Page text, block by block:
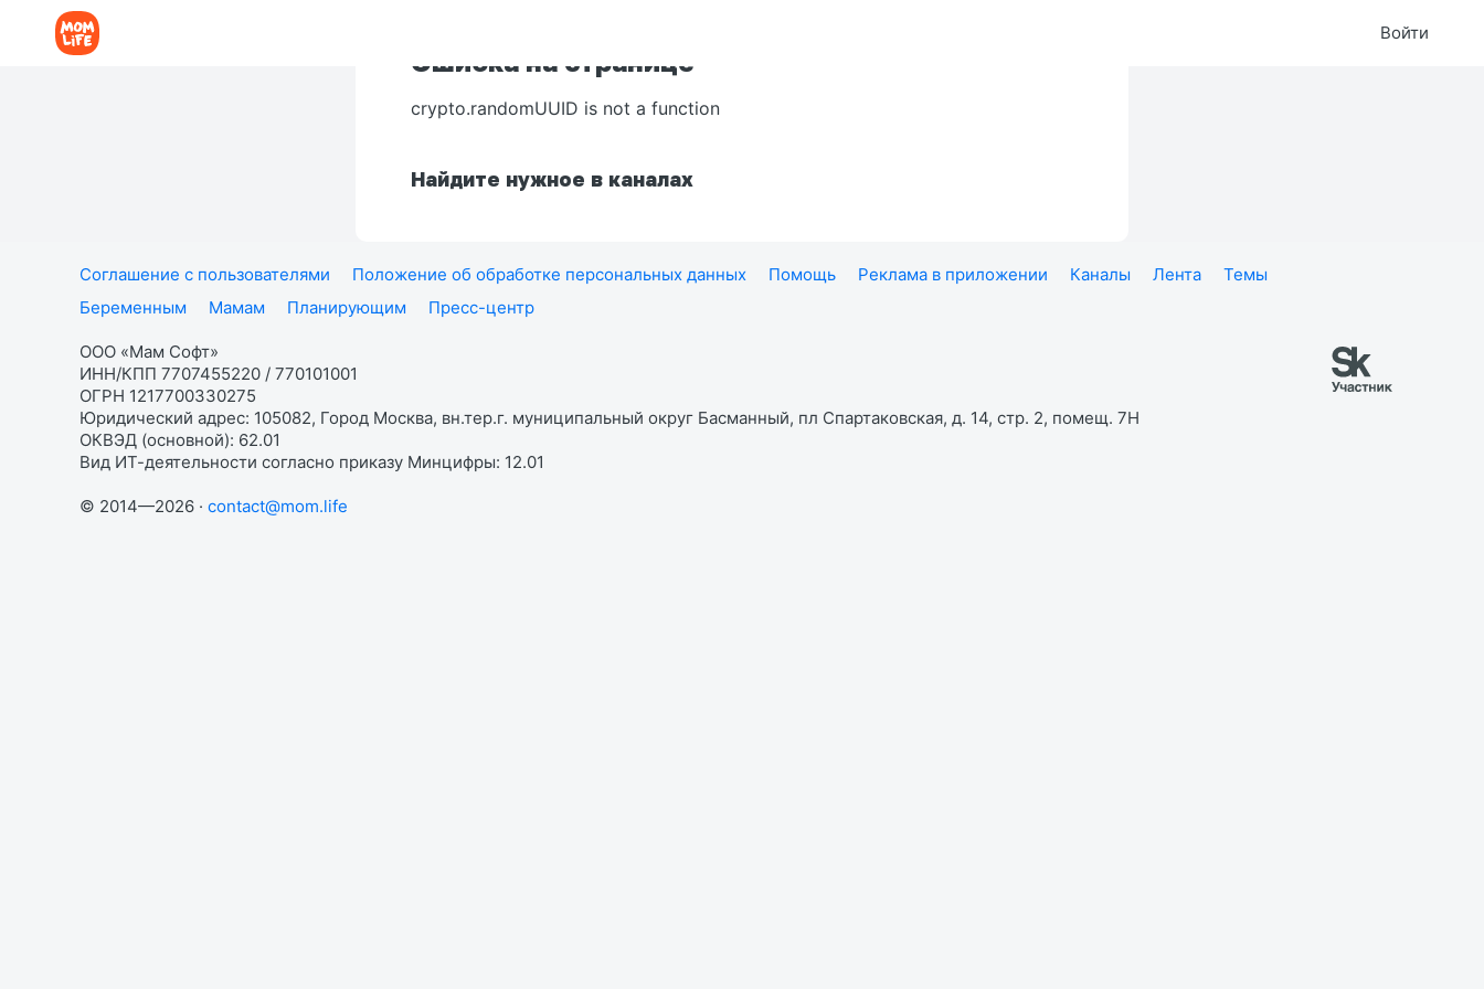
Войти
Ошибка на странице
crypto.randomUUID is not a function
Найдите нужное в каналах
Соглашение с пользователями Положение об обработке персональных данных Помощь Реклама в приложении Каналы Лента
Темы
Беременным
Мамам Планирующим Пресс-центр
ООО «Мам Софт»
ИНН/КПП 7707455220 / 770101001
ОГРН 1217700330275
Юридический адрес: 105082, Город Москва, вн.тер.г. муниципальный округ Басманный, пл Спартаковская, д. 14, стр. 2, помещ. 7Н
ОКВЭД (основной): 62.01
Вид ИТ-деятельности согласно приказу Минцифры: 12.01
© 2014—2026 · contact@mom.life